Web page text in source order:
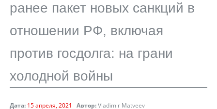
ранее пакет новых санкций в
отношении РФ, включая
против госдолга: на грани
холодной войны
Дата: 15 апреля, 2021 Автор:Vladimir Matveev